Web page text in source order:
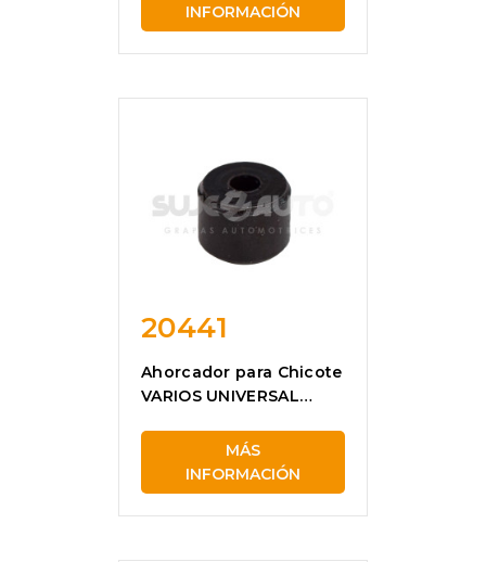
INFORMACIÓN
20441
Ahorcador para Chicote
VARIOS UNIVERSAL
MÁS
INFORMACIÓN